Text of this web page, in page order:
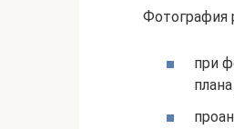
Фотография
при